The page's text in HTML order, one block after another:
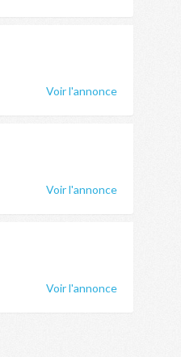
Voir l'annonce
Voir l'annonce
Voir l'annonce